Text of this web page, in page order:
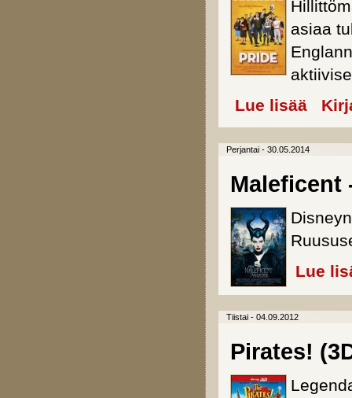
asiaa
Lue lisää about
Perjantai - 30.05.2014
Maleficent
Lue
Tiistai - 04.09.2012
Pirates!